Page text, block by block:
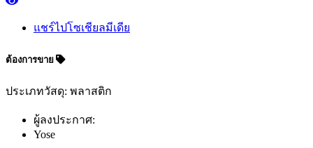
แชร์ไปโซเชียลมีเดีย
ต้องการขาย
ประเภทวัสดุ: พลาสติก
ผู้ลงประกาศ:
Yose